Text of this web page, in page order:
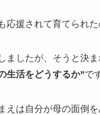
応援されて育てられた
ましたが、そうと決
生活をどうするか”で
えは自分が母の面倒